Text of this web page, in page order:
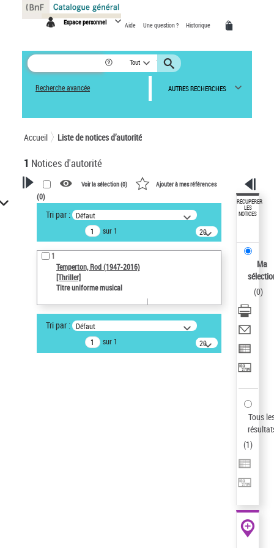
Espace personnel Aide Une question ? Historique
Tout
Recherche avancée AUTRES RECHERCHES
Accueil Liste de notices d’autorité
1 Notices d'autorité
VOTRE RECHERCHE
Recherche avancée dans les
notices d’autorité
Œuvres liées à l'auteur :
Temperton, Rod (1947-2016)
Auteur d’œuvre
Temperton, Rod (1947-2016)
Type de notice d'autorité
Voir la sélection (0) Ajouter à mes références
(0)
Tri par : Défaut
sur 1
20
résultats/page
1
Temperton, Rod (1947-2016)
[Thriller]
Titre uniforme musical
Tri par : Défaut
sur 1
20
résultats/page
RÉCUPÉRER
LES
NOTICES
Ma
(0)
Tous
(1)